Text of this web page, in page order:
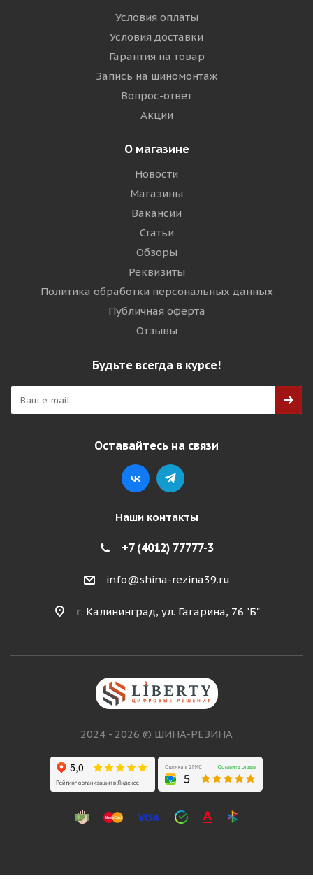
Условия оплаты
Условия доставки
Гарантия на товар
Запись на шиномонтаж
Вопрос-ответ
Акции
О магазине
Новости
Магазины
Вакансии
Статьи
Обзоры
Реквизиты
Политика обработки персональных данных
Публичная оферта
Отзывы
Будьте всегда в курсе!
Оставайтесь на связи
Наши контакты
+7 (4012) 77777-3
info@shina-rezina39.ru
г. Калининград, ул. Гагарина, 76 "Б"
2024 - 2026 © ШИНА-РЕЗИНА